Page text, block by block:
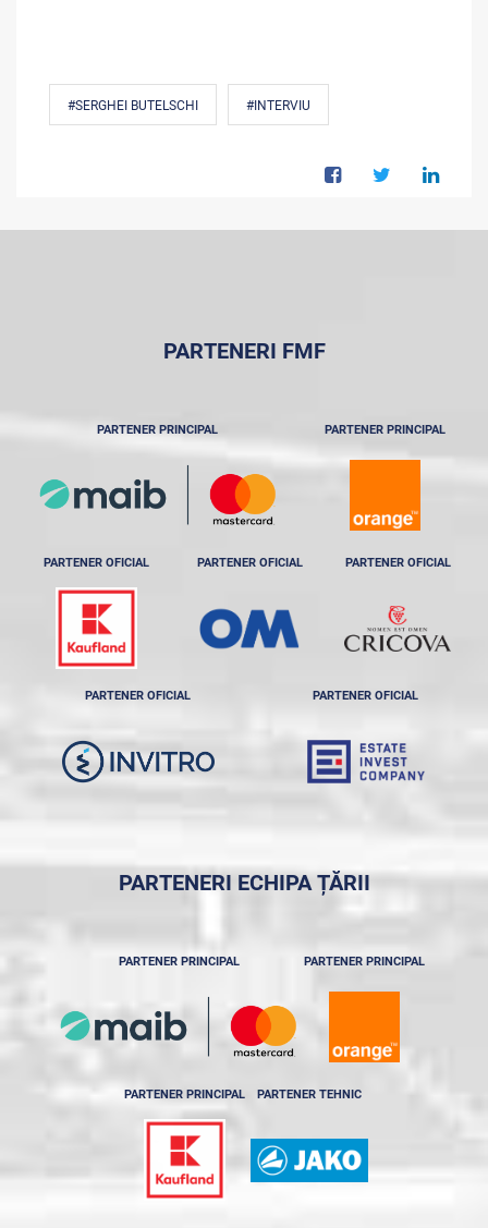
#SERGHEI BUTELSCHI #INTERVIU
PARTENERI FMF
PARTENER PRINCIPAL PARTENER PRINCIPAL
PARTENER OFICIAL PARTENER OFICIAL PARTENER OFICIAL
PARTENER OFICIAL PARTENER OFICIAL
PARTENERI ECHIPA ȚĂRII
PARTENER PRINCIPAL PARTENER PRINCIPAL
PARTENER PRINCIPAL PARTENER TEHNIC